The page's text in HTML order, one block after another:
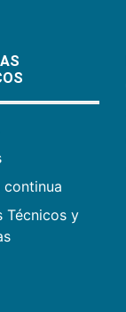
continua
Técnicos y